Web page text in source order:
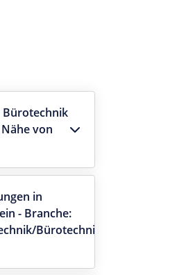
von
in
- Branche:
Bürotechnik/-